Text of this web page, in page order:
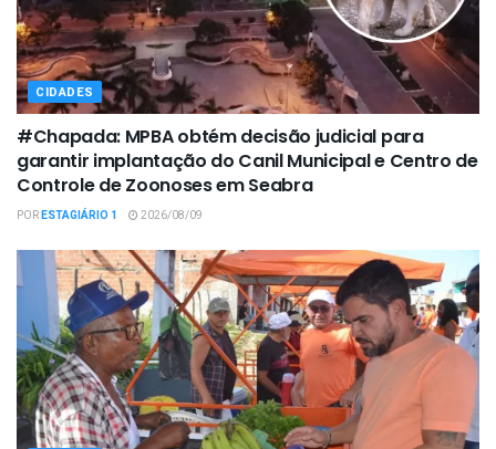
CIDADES
#Chapada: MPBA obtém decisão judicial para
garantir implantação do Canil Municipal e Centro de
Controle de Zoonoses em Seabra
PORESTAGIÁRIO 1 2026/08/09